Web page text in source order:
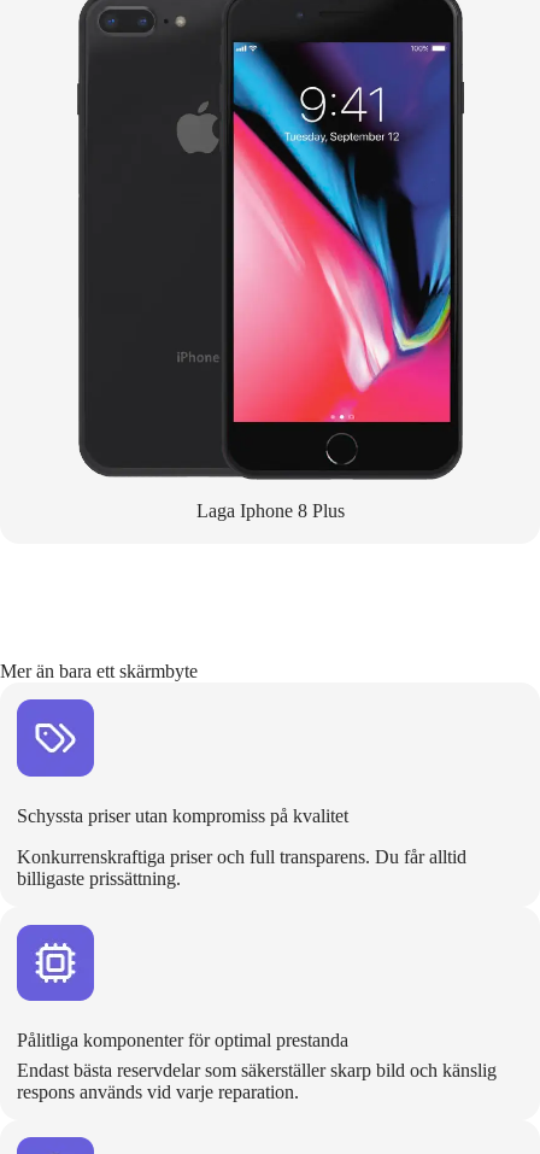
Laga Iphone 8 Plus
Mer än bara ett skärmbyte
Schyssta priser utan kompromiss på kvalitet
Konkurrenskraftiga priser och full transparens. Du får alltid
billigaste prissättning.
Pålitliga komponenter för optimal prestanda
Endast bästa reservdelar som säkerställer skarp bild och känslig
respons används vid varje reparation.